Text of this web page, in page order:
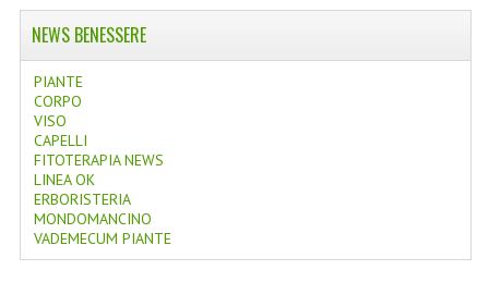
NEWS BENESSERE
PIANTE
CORPO
VISO
CAPELLI
FITOTERAPIA NEWS
LINEA OK
ERBORISTERIA
MONDOMANCINO
VADEMECUM PIANTE